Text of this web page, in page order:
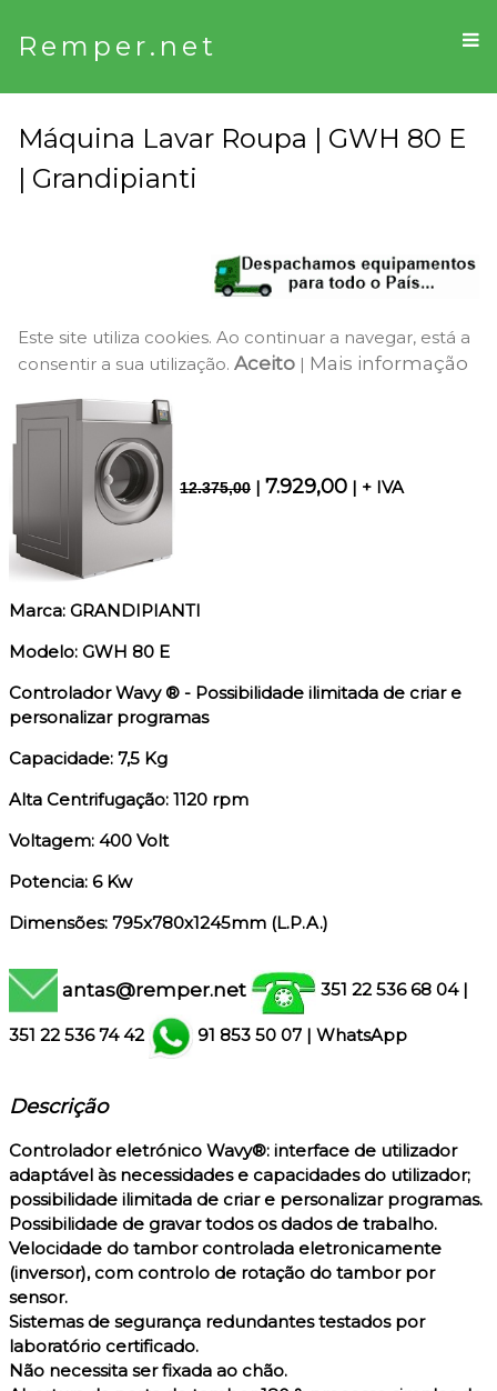
Remper.net
Máquina Lavar Roupa | GWH 80 E
| Grandipianti
Este site utiliza cookies. Ao continuar a navegar, está a
consentir a sua utilização. Aceito | Mais informação
12.375,00 | 7.929,00 | + IVA
Marca: GRANDIPIANTI
Modelo: GWH 80 E
Controlador Wavy ® - Possibilidade ilimitada de criar e
personalizar programas
Capacidade: 7,5 Kg
Alta Centrifugação: 1120 rpm
Voltagem: 400 Volt
Potencia: 6 Kw
Dimensões: 795x780x1245mm (L.P.A.)
antas@remper.net 351 22 536 68 04 |
351 22 536 74 42 91 853 50 07 | WhatsApp
Descrição
Controlador eletrónico Wavy®: interface de utilizador
adaptável às necessidades e capacidades do utilizador;
possibilidade ilimitada de criar e personalizar programas.
Possibilidade de gravar todos os dados de trabalho.
Velocidade do tambor controlada eletronicamente
(inversor), com controlo de rotação do tambor por
sensor.
Sistemas de segurança redundantes testados por
laboratório certificado.
Não necessita ser fixada ao chão.